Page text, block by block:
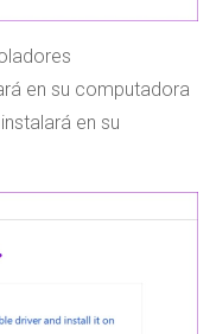
en su computadora
en su